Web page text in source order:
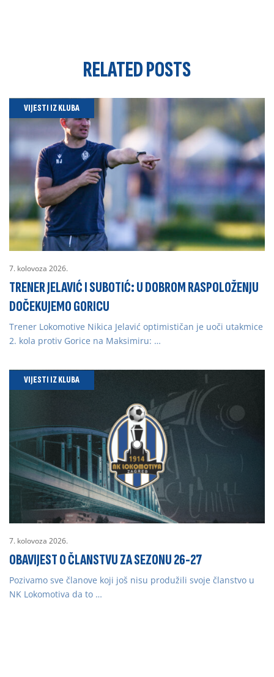
RELATEDPOSTS
VIJESTI IZ KLUBA
7. kolovoza 2026.
TRENER JELAVIĆ I SUBOTIĆ: U DOBROM RASPOLOŽENJU
DOČEKUJEMO GORICU
Trener Lokomotive Nikica Jelavić optimističan je uoči utakmice
2. kola protiv Gorice na Maksimiru: …
VIJESTI IZ KLUBA
7. kolovoza 2026.
OBAVIJEST O ČLANSTVU ZA SEZONU 26-27
Pozivamo sve članove koji još nisu produžili svoje članstvo u
NK Lokomotiva da to …